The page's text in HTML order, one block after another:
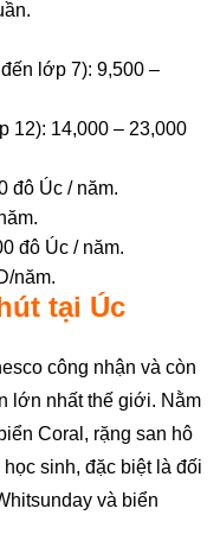
lớp 7): 9,500 –
12): 14,000 – 23,000
đô Úc / năm.
đô Úc / năm.
năm.
tại Úc
công nhận và còn
lớn nhất thế giới. Nằm
Coral, rặng san hô
sinh, đặc biệt là đối
và biển